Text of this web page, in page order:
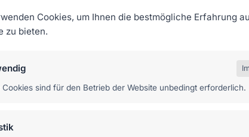
Basis. Perfekt
und maximaler
Die
Anforderungen.
Cookies, um Ihnen die bestmögliche Erfahrung
zu bieten.
Cookies sind für den Betrieb der Website unbedingt erforderlich.